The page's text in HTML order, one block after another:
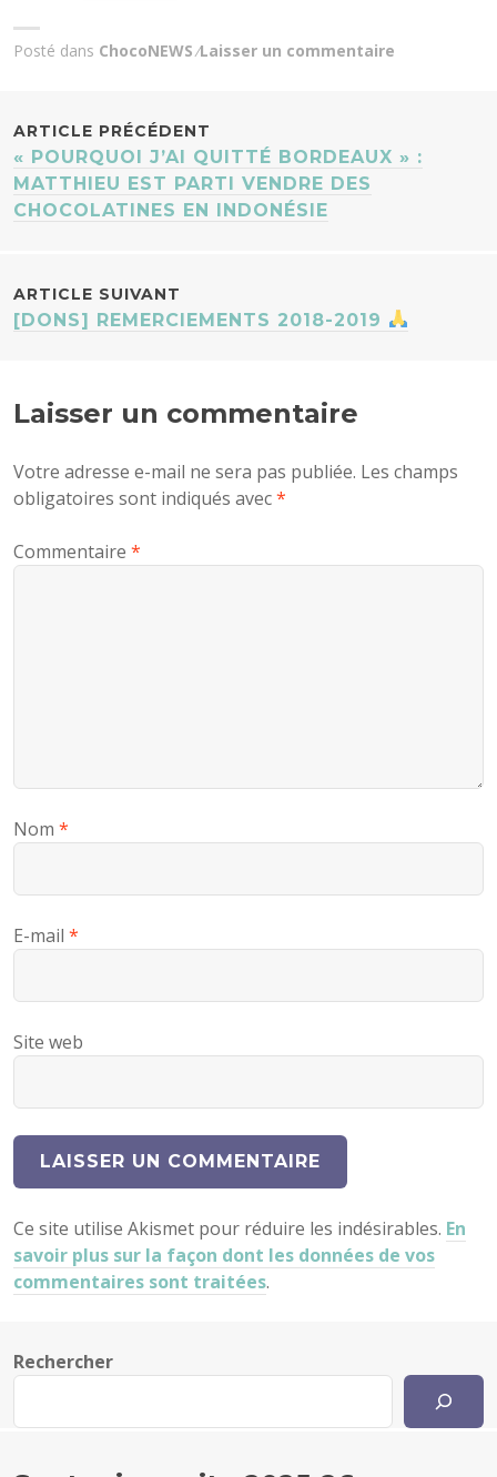
Posté dans ChocoNEWS Laisser un commentaire
NAVIGATION
DES
ARTICLE PRÉCÉDENT
« POURQUOI J’AI QUITTÉ BORDEAUX » :
MATTHIEU EST PARTI VENDRE DES
CHOCOLATINES EN INDONÉSIE
ARTICLE SUIVANT
[DONS] REMERCIEMENTS 2018-2019
Laisser un commentaire
Votre adresse e-mail ne sera pas publiée. Les champs
obligatoires sont indiqués avec*
Commentaire *
Nom *
E-mail *
Site web
Ce site utilise Akismet pour réduire les indésirables. En
savoir plus sur la façon dont les données de vos
commentaires sont traitées.
Rechercher